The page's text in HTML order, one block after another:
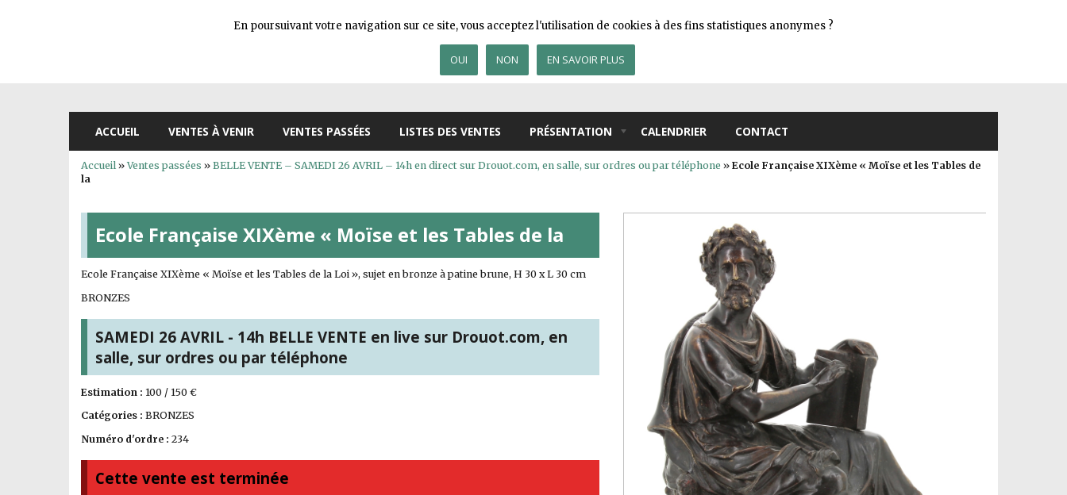
ACCUEIL VENTES À VENIR VENTES PASSÉES LISTES DES VENTES PRÉSENTATION CALENDRIER CONTACT
Accueil»Ventes passées » BELLE VENTE – SAMEDI 26 AVRIL – 14h en direct sur Drouot.com, en salle, sur ordres ou par téléphone » Ecole Française XIXème « Moïse et les Tables de
la
Ecole Française XIXème « Moïse et les Tables de la
Ecole Française XIXème « Moïse et les Tables de la Loi », sujet en bronze à patine brune, H 30 x L 30 cm
BRONZES
SAMEDI 26 AVRIL - 14h BELLE VENTE en live sur Drouot.com, en
salle, sur ordres ou par téléphone
Estimation : 100 / 150 €
Catégories : BRONZES
Numéro d'ordre : 234
Cette vente est terminée
En poursuivant votre navigation sur ce site, vous acceptez l'utilisation de cookies à des fins statistiques anonymes ?
OUI NON EN SAVOIR PLUS